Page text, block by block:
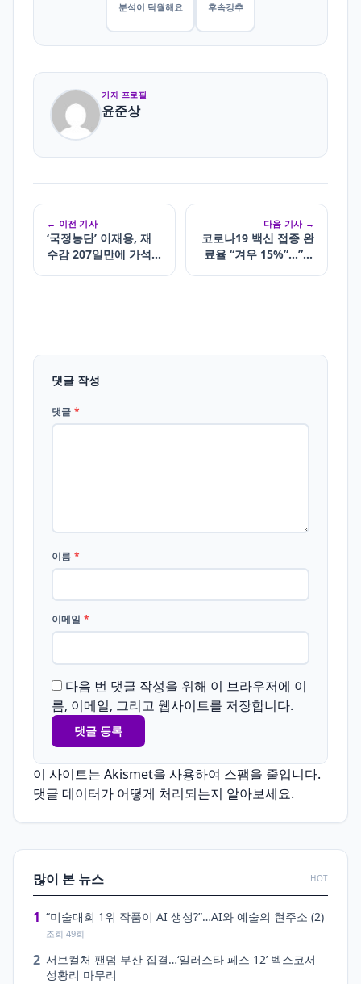
분석이 탁월해요 후속강추
기자 프로필
윤준상
← 이전 기사
‘국정농단’ 이재용, 재
수감 207일만에 가석
다음 기사 →
코로나19 백신 접종 완
료율 “겨우 15%”…”이
댓글 작성
댓글 *
이름 *
이메일 *
다음 번 댓글 작성을 위해 이 브라우저에 이
름, 이메일, 그리고 웹사이트를 저장합니다.
이 사이트는 Akismet을 사용하여 스팸을 줄입니다.
댓글 데이터가 어떻게 처리되는지 알아보세요.
많이 본 뉴스 HOT
1 “미술대회 1위 작품이 AI 생성?”…AI와 예술의 현주소 (2)
조회 49회
2 서브컬처 팬덤 부산 집결…‘일러스타 페스 12’ 벡스코서
성황리 마무리